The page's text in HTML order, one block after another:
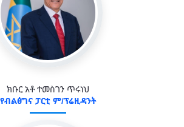
ክቡር አቶ ተመስገን ጥሩነህ
የብልፅግና ፓርቲ ም/ፕሬዚዳንት